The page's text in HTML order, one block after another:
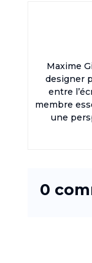
Maxime
designer
entre
membre
une
0